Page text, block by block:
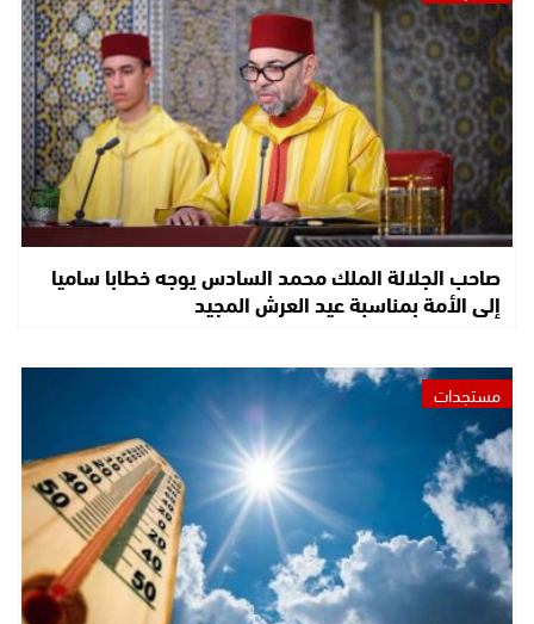
صاحب الجلالة الملك محمد السادس يوجه خطابا ساميا
إلى الأمة بمناسبة عيد العرش المجيد
مستجدات